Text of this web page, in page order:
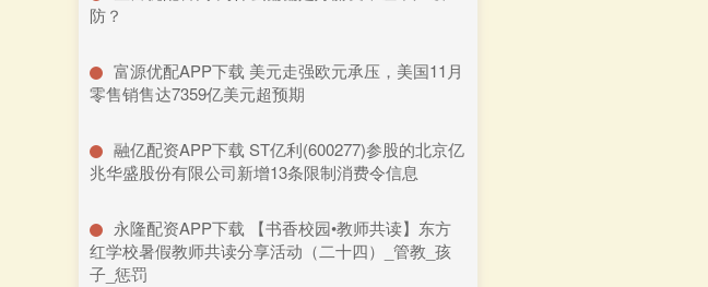
防？
​富源优配APP下载 美元走强欧元承压，美国11月
零售销售达7359亿美元超预期
​融亿配资APP下载 ST亿利(600277)参股的北京亿
兆华盛股份有限公司新增13条限制消费令信息
​永隆配资APP下载 【书香校园•教师共读】东方
红学校暑假教师共读分享活动（二十四）_管教_孩
子_惩罚